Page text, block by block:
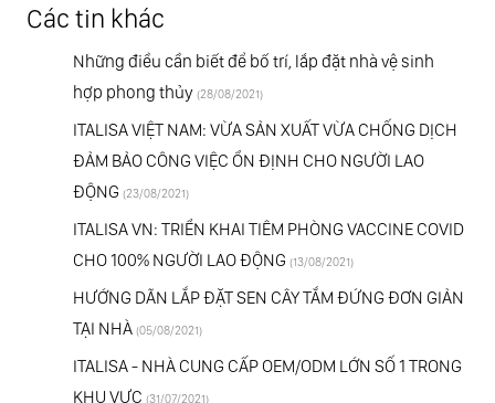
Các tin khác
Những điều cần biết để bố trí, lắp đặt nhà vệ sinh
hợp phong thủy (28/08/2021)
ITALISA VIỆT NAM: VỪA SẢN XUẤT VỪA CHỐNG DỊCH
ĐẢM BẢO CÔNG VIỆC ỔN ĐỊNH CHO NGƯỜI LAO
ĐỘNG (23/08/2021)
ITALISA VN: TRIỂN KHAI TIÊM PHÒNG VACCINE COVID
CHO 100% NGƯỜI LAO ĐỘNG (13/08/2021)
HƯỚNG DÃN LẮP ĐẶT SEN CÂY TẮM ĐỨNG ĐƠN GIẢN
TẠI NHÀ (05/08/2021)
ITALISA - NHÀ CUNG CẤP OEM/ODM LỚN SỐ 1 TRONG
KHU VỰC (31/07/2021)